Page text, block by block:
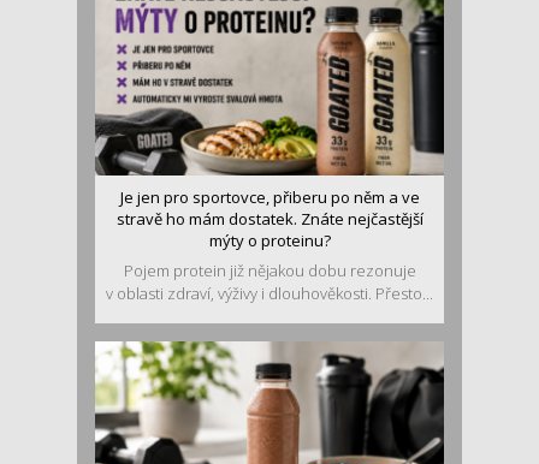
Je jen pro sportovce, přiberu po něm a ve
stravě ho mám dostatek. Znáte nejčastější
mýty o proteinu?
Pojem protein již nějakou dobu rezonuje
v oblasti zdraví, výživy i dlouhověkosti. Přesto...